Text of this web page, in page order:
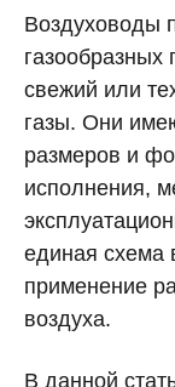
Воздуховоды
газообразных
свежий или
газы. Они
размеров и
исполнения,
единая схема
применение
воздуха.
В данной